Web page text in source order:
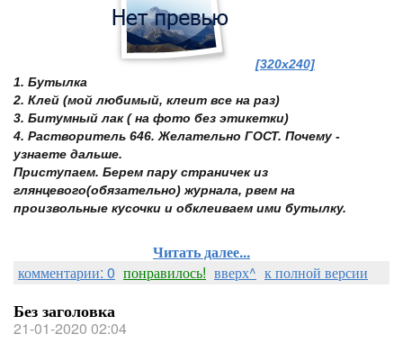
[320x240]
1. Бутылка
2. Клей (мой любимый, клеит все на раз)
3. Битумный лак ( на фото без этикетки)
4. Растворитель 646. Желательно ГОСТ. Почему -
узнаете дальше.
Приступаем. Берем пару страничек из
глянцевого(обязательно) журнала, рвем на
произвольные кусочки и обклеиваем ими бутылку.
Читать далее...
комментарии: 0 понравилось! вверх^ к полной версии
Без заголовка
21-01-2020 02:04